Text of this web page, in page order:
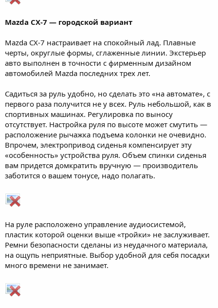
Mazda CX-7 — городской вариант
Mazda CX-7 настраивает на спокойный лад. Плавные
черты, округлые формы, сглаженные линии. Экстерьер
авто выполнен в точности с фирменным дизайном
автомобилей Mazda последних трех лет.
Садиться за руль удобно, но сделать это «на автомате», с
первого раза получится не у всех. Руль небольшой, как в
спортивных машинах. Регулировка по выносу
отсутствует. Настройка руля по высоте может смутить —
расположение рычажка подъема колонки не очевидно.
Впрочем, электропривод сиденья компенсирует эту
«особенность» устройства руля. Объем спинки сиденья
вам придется домкратить вручную — производитель
заботится о вашем тонусе, надо полагать.
На руле расположено управление аудиосистемой,
пластик которой оценки выше «тройки» не заслуживает.
Ремни безопасности сделаны из неудачного материала,
на ощупь неприятные. Выбор удобной для себя посадки
много времени не занимает.